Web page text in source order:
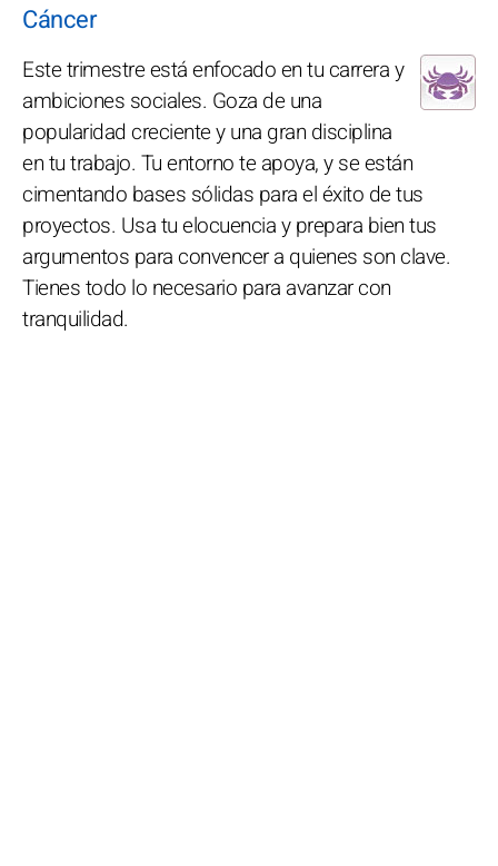
Cáncer
Este trimestre está enfocado en tu carrera y
ambiciones sociales. Goza de una
popularidad creciente y una gran disciplina
en tu trabajo. Tu entorno te apoya, y se están
cimentando bases sólidas para el éxito de tus
proyectos. Usa tu elocuencia y prepara bien tus
argumentos para convencer a quienes son clave.
Tienes todo lo necesario para avanzar con
tranquilidad.